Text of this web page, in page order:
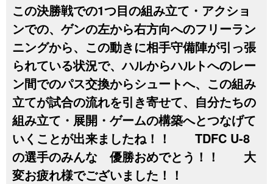
この決勝戦での1つ目の組み立て・アクショ
ンでの、ゲンの左から右方向へのフリーラン
ニングから、この動きに相手守備陣が引っ張
られている状況で、ハルからハルトへのレー
ン間でのパス交換からシュートへ、この組み
立てが試合の流れを引き寄せて、自分たちの
組み立て・展開・ゲームの構築へとつなげて
いくことが出来ましたね！！ TDFC U-8
の選手のみんな 優勝おめでとう！！ 大
変お疲れ様でございました！！